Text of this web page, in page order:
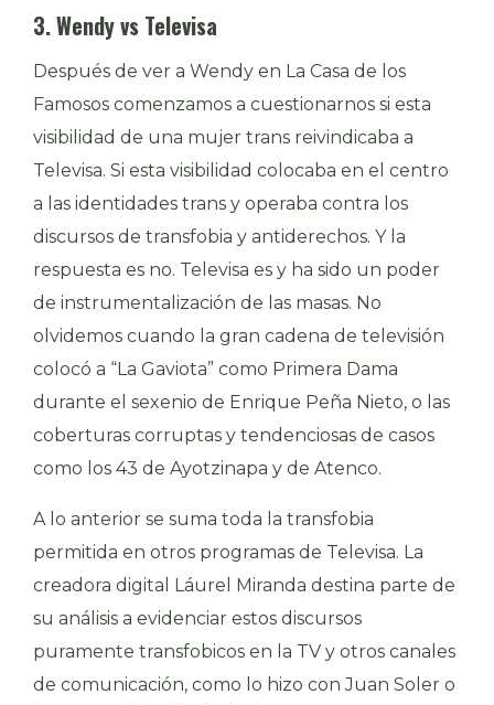
3. Wendy vs Televisa
Después de ver a Wendy en La Casa de los
Famosos comenzamos a cuestionarnos si esta
visibilidad de una mujer trans reivindicaba a
Televisa. Si esta visibilidad colocaba en el centro
a las identidades trans y operaba contra los
discursos de transfobia y antiderechos. Y la
respuesta es no. Televisa es y ha sido un poder
de instrumentalización de las masas. No
olvidemos cuando la gran cadena de televisión
colocó a “La Gaviota” como Primera Dama
durante el sexenio de Enrique Peña Nieto, o las
coberturas corruptas y tendenciosas de casos
como los 43 de Ayotzinapa y de Atenco.
A lo anterior se suma toda la transfobia
permitida en otros programas de Televisa. La
creadora digital Láurel Miranda destina parte de
su análisis a evidenciar estos discursos
puramente transfobicos en la TV y otros canales
de comunicación, como lo hizo con Juan Soler o